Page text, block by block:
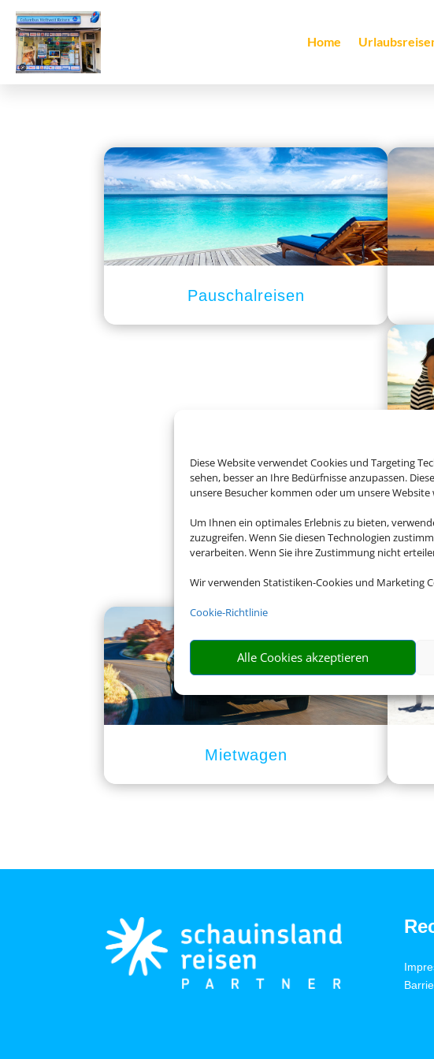
Diese Website verwendet Cookies und Targeting
sehen, besser an Ihre Bedürfnisse anzupassen.
unsere Besucher kommen oder um unsere
Um Ihnen ein optimales Erlebnis zu bieten,
zuzugreifen. Wenn Sie diesen Technologien
verarbeiten. Wenn Sie ihre Zustimmung nicht
Wir verwenden Statistiken-Cookies und Marketing
Cookie-Richtlinie
Alle Cookies akzeptieren
Home
Pauschalreisen
Mietwagen